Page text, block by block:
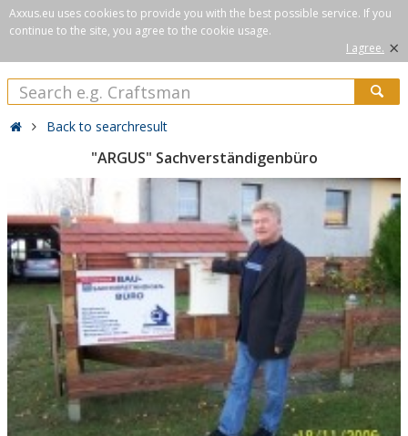
Axxus.eu uses cookies to provide you with the best possible service. If you
continue to the site, you agree to the cookie usage.
I agree. ×
Back to searchresult
"ARGUS" Sachverständigenbüro